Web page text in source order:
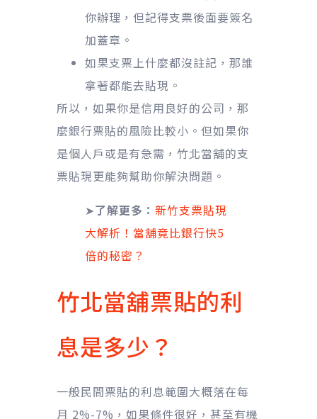
你辦理，但記得支票後面要簽名
加蓋章。
如果支票上什麼都沒註記，那誰
拿著都能去貼現。
所以，如果你是信用良好的公司，那
麼銀行票貼的風險比較小。但如果你
是個人戶或是有急需，竹北當舖的支
票貼現更能夠幫助你解決問題。
➤了解更多： 新竹支票貼現
大解析！當舖竟比銀行快5
倍的秘密？
竹北當舖票貼的利
息是多少？
一般民間票貼的利息範圍大概落在每
月 2%-7%，如果條件很好，甚至有機